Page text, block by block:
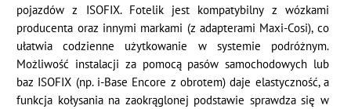
pojazdów z ISOFIX. Fotelik jest kompatybilny z wózkami
producenta oraz innymi markami (z adapterami Maxi-Cosi), co
ułatwia codzienne użytkowanie w systemie podróżnym.
Możliwość instalacji za pomocą pasów samochodowych lub
baz ISOFIX (np. i-Base Encore z obrotem) daje elastyczność, a
funkcja kołysania na zaokrąglonej podstawie sprawdza się w